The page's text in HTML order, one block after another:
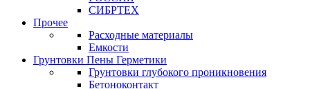
СИБРТЕХ
Прочее
Расходные материалы
Емкости
Грунтовки Пены Герметики
Грунтовки глубокого проникновения
Бетоноконтакт